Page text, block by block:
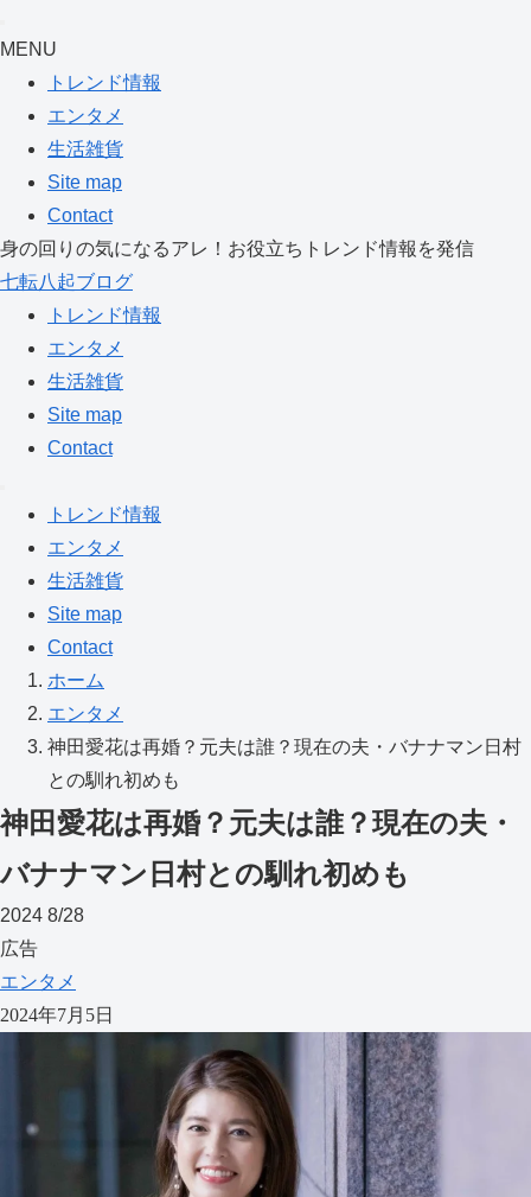
MENU
トレンド情報
エンタメ
生活雑貨
Site map
Contact
身の回りの気になるアレ！お役立ちトレンド情報を発信
七転八起ブログ
トレンド情報
エンタメ
生活雑貨
Site map
Contact
トレンド情報
エンタメ
生活雑貨
Site map
Contact
ホーム
エンタメ
神田愛花は再婚？元夫は誰？現在の夫・バナナマン日村
との馴れ初めも
神田愛花は再婚？元夫は誰？現在の夫・
バナナマン日村との馴れ初めも
2024 8/28
広告
エンタメ
2024年7月5日